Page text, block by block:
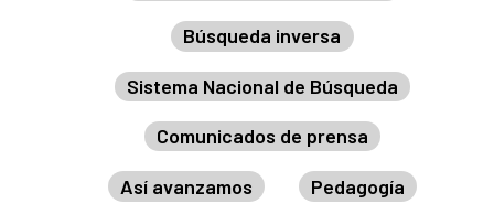
Búsqueda inversa
Sistema Nacional de Búsqueda
Comunicados de prensa
Así avanzamos Pedagogía